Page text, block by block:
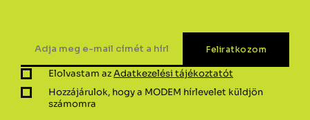
Elolvastam azAdatkezelési tájékoztatót
Hozzájárulok, hogy a MODEM hírlevelet küldjön
számomra